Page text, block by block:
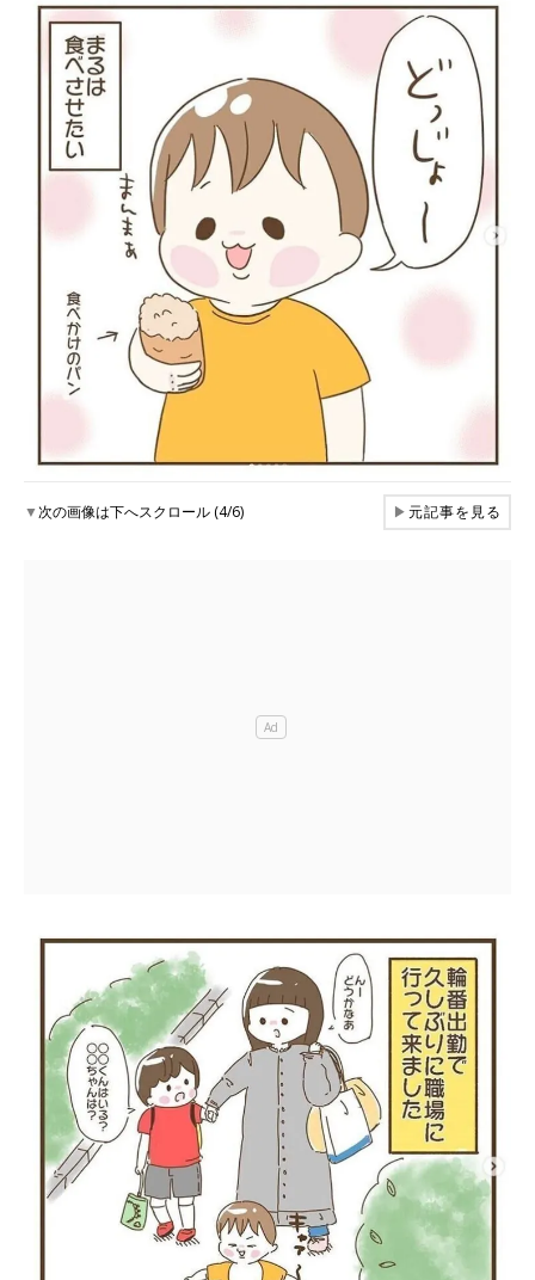
▼次の画像は下へスクロール (4/6) ▶元記事を見る